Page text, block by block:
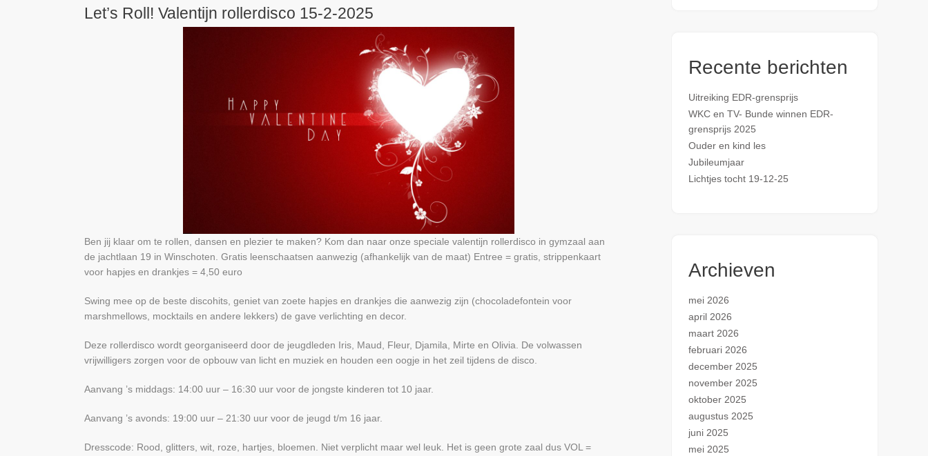
Let’s Roll! Valentijn rollerdisco 15-2-2025
Ben jij klaar om te rollen, dansen en plezier te maken? Kom dan naar onze speciale valentijn rollerdisco in gymzaal aan
de jachtlaan 19 in Winschoten. Gratis leenschaatsen aanwezig (afhankelijk van de maat) Entree = gratis, strippenkaart
voor hapjes en drankjes = 4,50 euro
Swing mee op de beste discohits, geniet van zoete hapjes en drankjes die aanwezig zijn (chocoladefontein voor
marshmellows, mocktails en andere lekkers) de gave verlichting en decor.
Deze rollerdisco wordt georganiseerd door de jeugdleden Iris, Maud, Fleur, Djamila, Mirte en Olivia. De volwassen
vrijwilligers zorgen voor de opbouw van licht en muziek en houden een oogje in het zeil tijdens de disco.
Aanvang ’s middags: 14:00 uur – 16:30 uur voor de jongste kinderen tot 10 jaar.
Aanvang ’s avonds: 19:00 uur – 21:30 uur voor de jeugd t/m 16 jaar.
Dresscode: Rood, glitters, wit, roze, hartjes, bloemen. Niet verplicht maar wel leuk. Het is geen grote zaal dus VOL =
Recente berichten
Uitreiking EDR-grensprijs
WKC en TV- Bunde winnen EDR-
grensprijs 2025
Ouder en kind les
Jubileumjaar
Lichtjes tocht 19-12-25
Archieven
mei 2026
april 2026
maart 2026
februari 2026
december 2025
november 2025
oktober 2025
augustus 2025
juni 2025
mei 2025